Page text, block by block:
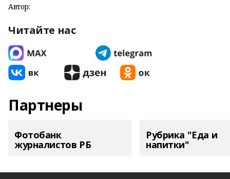
Автор:
Читайте нас
Партнеры
Фотобанк
журналистов РБ
Рубрика "Еда и
напитки"